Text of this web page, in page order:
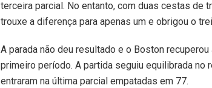
terceira parcial. No entanto, com duas cestas de
trouxe a diferença para apenas um e obrigou o
A parada não deu resultado e o Boston
primeiro período. A partida seguiu equilibrada
entraram na última parcial empatadas em 77.